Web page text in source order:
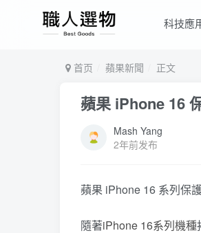
科技應
首页 蘋果新聞 正文
蘋果 iPhone 16
Mash Yang
2年前发布
蘋果 iPhone 16 系列保
隨著iPhone 16系列機種